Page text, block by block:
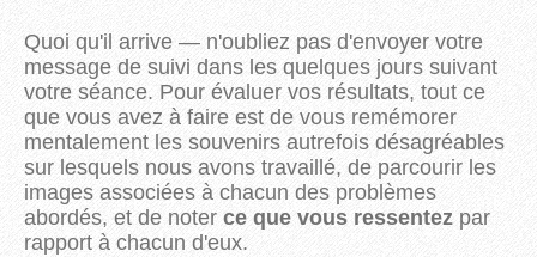
Quoi qu'il arrive — n'oubliez pas d'envoyer votre
message de suivi dans les quelques jours suivant
votre séance. Pour évaluer vos résultats, tout ce
que vous avez à faire est de vous remémorer
mentalement les souvenirs autrefois désagréables
sur lesquels nous avons travaillé, de parcourir les
images associées à chacun des problèmes
abordés, et de noter ce que vous ressentez par
rapport à chacun d'eux.